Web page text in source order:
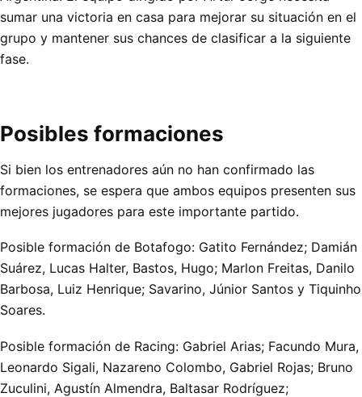
sumar una victoria en casa para mejorar su situación en el
grupo y mantener sus chances de clasificar a la siguiente
fase.
Posibles formaciones
Si bien los entrenadores aún no han confirmado las
formaciones, se espera que ambos equipos presenten sus
mejores jugadores para este importante partido.
Posible formación de Botafogo: Gatito Fernández; Damián
Suárez, Lucas Halter, Bastos, Hugo; Marlon Freitas, Danilo
Barbosa, Luiz Henrique; Savarino, Júnior Santos y Tiquinho
Soares.
Posible formación de Racing: Gabriel Arias; Facundo Mura,
Leonardo Sigali, Nazareno Colombo, Gabriel Rojas; Bruno
Zuculini, Agustín Almendra, Baltasar Rodríguez;